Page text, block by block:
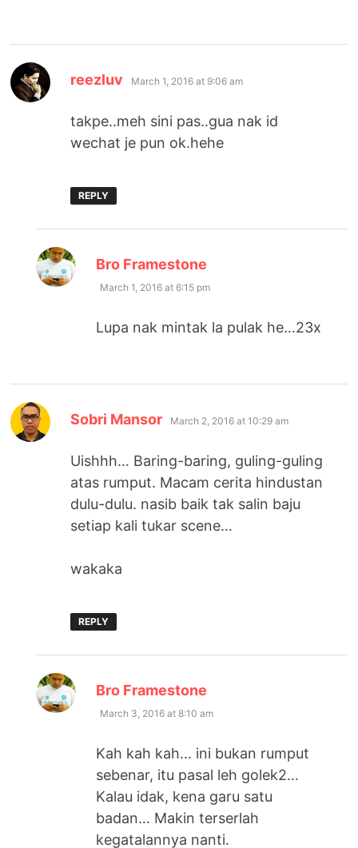
reezluv says:
March 1, 2016 at 9:06 am
takpe..meh sini pas..gua nak id
wechat je pun ok.hehe
REPLY
Bro Framestone
March 1, 2016 at 6:15 pm
Lupa nak mintak la pulak he…23x
Sobri Mansor says:
March 2, 2016 at 10:29 am
Uishhh… Baring-baring, guling-guling
atas rumput. Macam cerita hindustan
dulu-dulu. nasib baik tak salin baju
setiap kali tukar scene…
wakaka
REPLY
Bro Framestone
March 3, 2016 at 8:10 am
Kah kah kah… ini bukan rumput
sebenar, itu pasal leh golek2…
Kalau idak, kena garu satu
badan… Makin terserlah
kegatalannya nanti.